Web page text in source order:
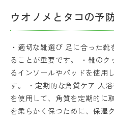
ウオノメとタコの予
・適切な靴選び 足に合った
ることが重要です。 ・靴の
るインソールやパッドを使用
す。 ・定期的な角質ケア 入
を使用して、角質を定期的に
を柔らかく保つために、保湿